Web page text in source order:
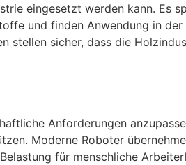
eingesetzt werden kann. Es
und finden Anwendung in
stellen sicher, dass die
Anforderungen
Moderne Roboter
für menschliche